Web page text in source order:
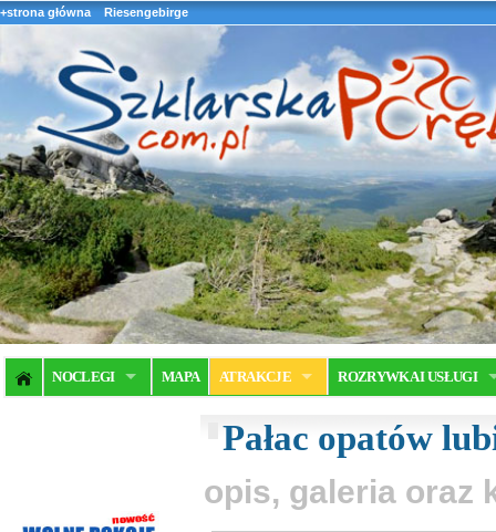
+strona główna Riesengebirge
NOCLEGI MAPA ATRAKCJE ROZRYWKA I USŁUGI
Pałac opatów
opis, galeria oraz